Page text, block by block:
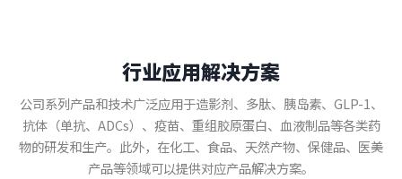
行业应用解决方案
公司系列产品和技术广泛应用于造影剂、多肽、胰岛素、GLP-1、
抗体（单抗、ADCs）、疫苗、重组胶原蛋白、血液制品等各类药
物的研发和生产。此外，在化工、食品、天然产物、保健品、医美
产品等领域可以提供对应产品解决方案。